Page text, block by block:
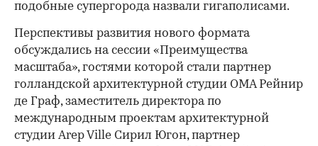
подобные супергорода назвали гигаполисами.
Перспективы развития нового формата
обсуждались на сессии «Преимущества
масштаба», гостями которой стали партнер
голландской архитектурной студии OMA Рейнир
де Граф, заместитель директора по
международным проектам архитектурной
студии Arep Ville Сирил Югон, партнер